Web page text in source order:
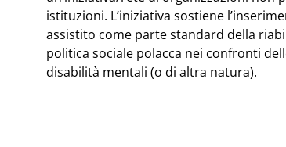
istituzioni. L’iniziativa sostiene
assistito come parte standard della
politica sociale polacca nei confronti
disabilità mentali (o di altra natura).